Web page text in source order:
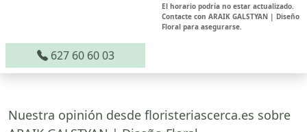
El horario podría no estar actualizado.
Contacte con ARAIK GALSTYAN | Diseño
Floral para asegurarse.
627 60 60 03
Nuestra opinión desde floristeriascerca.es sobre